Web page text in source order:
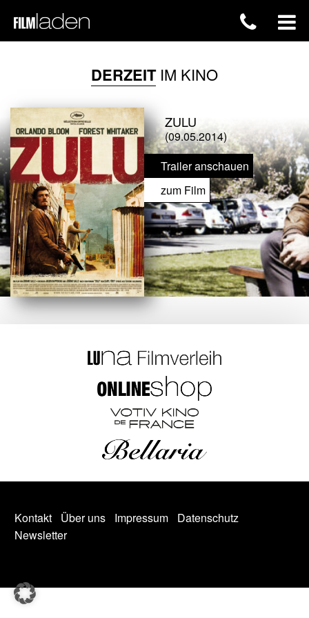
DERZEITIM KINO
ZULU
(09.05.2014)
Trailer anschauen
zum Film
Kontakt Über uns Impressum
Datenschutz
Newsletter